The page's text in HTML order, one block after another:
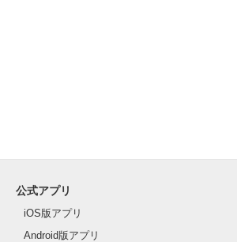
公式アプリ
iOS版アプリ
Android版アプリ